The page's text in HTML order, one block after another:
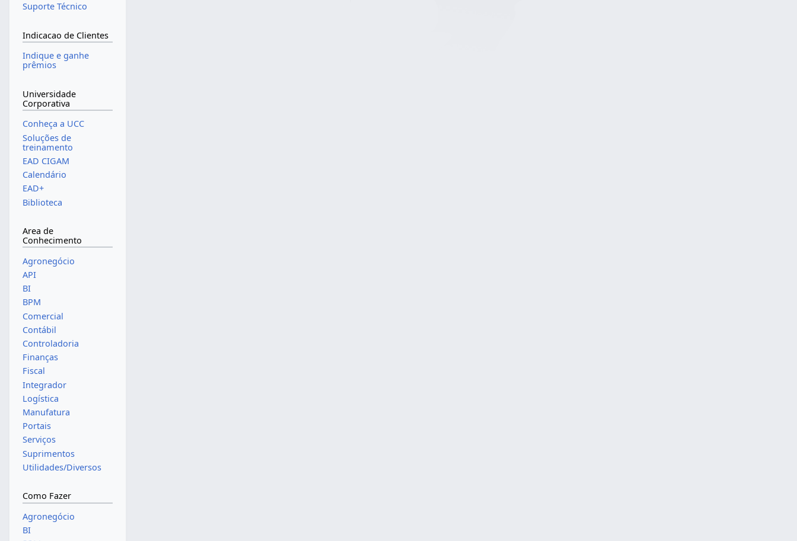
Suporte Técnico
Indicacao de Clientes
Indique e ganhe
prêmios
Universidade
Corporativa
Conheça a UCC
Soluções de
treinamento
EAD CIGAM
Calendário
EAD+
Biblioteca
Area de
Conhecimento
Agronegócio
API
BI
BPM
Comercial
Contábil
Controladoria
Finanças
Fiscal
Integrador
Logística
Manufatura
Portais
Serviços
Suprimentos
Utilidades/Diversos
Como Fazer
Agronegócio
BI